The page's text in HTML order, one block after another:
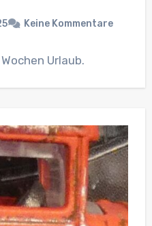
Keine Kommentare
Urlaub.